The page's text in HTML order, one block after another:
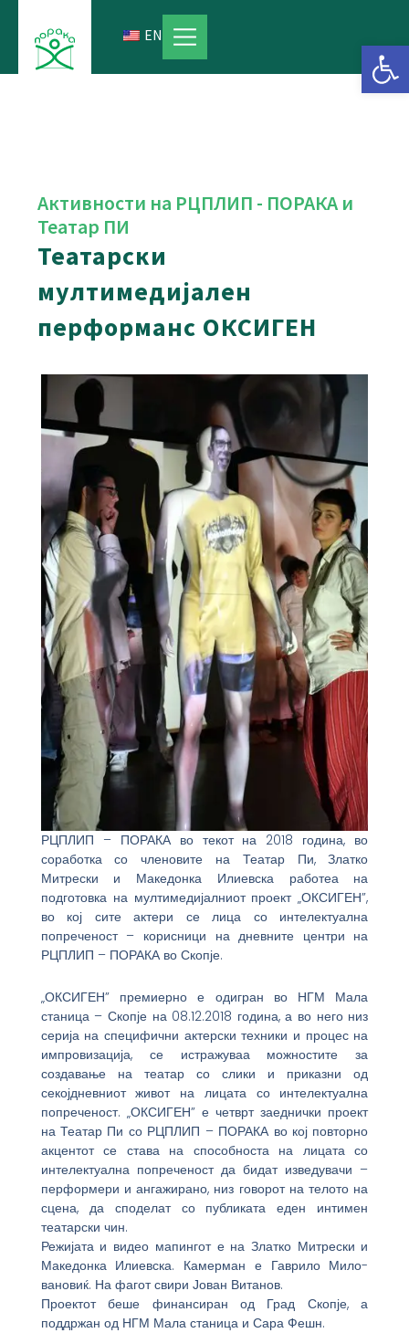
content
EN
Активности на РЦПЛИП - ПОРАКА и
Театар ПИ
Театарски
мултимедијален
перформанс ОКСИГЕН
РЦПЛИП – ПОРАКА во текот на 2018 година, во
соработка со членовите на Театар Пи, Златко
Митрески и Македонка Илиевска работеа на
подготовка на мултимедијалниот проект „ОКСИГЕН”,
во кој сите актери се лица со интелектуална
попреченост – корисници на дневните центри на
РЦПЛИП – ПОРАКА во Скопје.
„ОКСИГЕН” премиерно е одигран во НГМ Мала
станица – Скопје на 08.12.2018 година, а во него низ
серија на специфични актерски техники и процес на
импровизација, се истражуваа можностите за
создавање на театар со слики и приказни од
секојдневниот живот на лицата со интелектуална
попреченост. „ОКСИГЕН” е четврт заеднички проект
на Театар Пи со РЦПЛИП – ПОРАКА во кој повторно
акцентот се става на способноста на лицата со
интелектуална попреченост да бидат изведувачи –
перформери и ангажирано, низ говорот на телото на
сцена, да споделат со публиката еден интимен
театарски чин.
Режијата и видео мапингот е на Златко Митрески и
Македонка Илиевска. Камерман е Гаврило Мило-
вановиќ. На фагот свири Јован Витанов.
Проектот беше финансиран од Град Скопје, а
поддржан од НГМ Мала станица и Сара Фешн.